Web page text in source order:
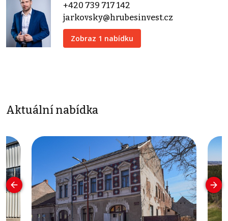
+420 739 717 142
jarkovsky@hrubesinvest.cz
Zobraz 1 nabídku
Aktuální nabídka